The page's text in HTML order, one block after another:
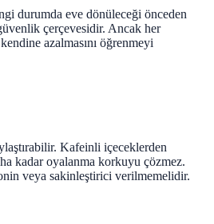
durumda eve dönüleceği önceden
çerçevesidir. Ancak her
azalmasını öğrenmeyi
Kafeinli içeceklerden
kadar oyalanma korkuyu çözmez.
veya sakinleştirici verilmemelidir.